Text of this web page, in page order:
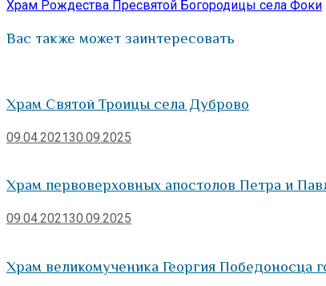
записям
запись:
Храм Рождества Пресвятой Богородицы села Фоки
Вас также может заинтересовать
Храм Святой Троицы села Дуброво
09.04.202130.09.2025
Храм первоверховных апостолов Петра и
09.04.202130.09.2025
Храм великомученика Георгия Победоносца